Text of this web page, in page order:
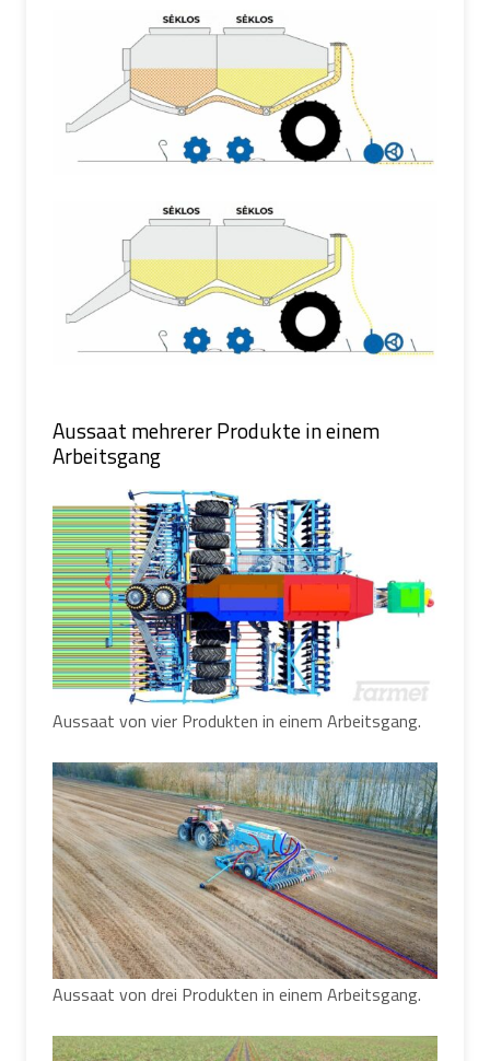
Aussaat mehrerer Produkte in einem
Arbeitsgang
Aussaat von vier Produkten in einem Arbeitsgang.
Aussaat von drei Produkten in einem Arbeitsgang.